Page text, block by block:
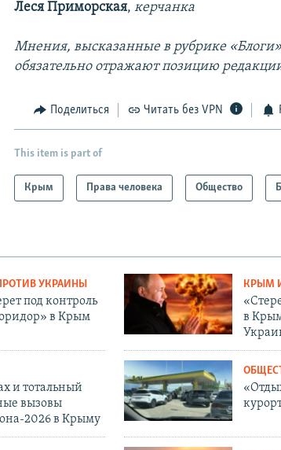
Леся Приморская,керчанка
Мнения, высказанные в рубрике
обязательно отражают позицию
Поделиться Читать без VPN
This item is part of
Крым Права человека Общество
УКРАИНЫ
под контроль
в Крым
КРЫМ
в
и тотальный
вызовы
2026 в Крыму